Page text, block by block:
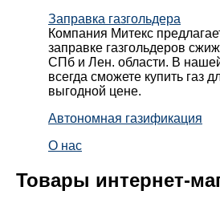
Заправка газгольдера
Компания Митекс
заправке газгольдеров
СПб и Лен. области. В
всегда сможете купить газ
выгодной цене.
Автономная газификация
О нас
Товары интернет-